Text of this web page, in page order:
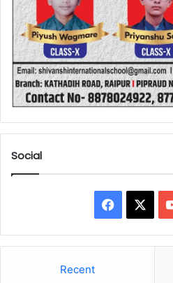
Social
Facebook
Recent